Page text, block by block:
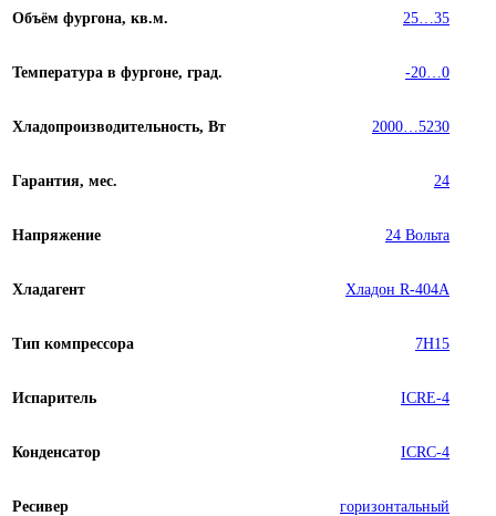
Объём фургона, кв.м. 25…35
Температура в фургоне, град. -20…0
Хладопроизводительность, Вт 2000…5230
Гарантия, мес. 24
Напряжение 24 Вольта
Хладагент Хладон R-404A
Тип компрессора 7H15
Испаритель ICRE-4
Конденсатор ICRC-4
Ресивер горизонтальный